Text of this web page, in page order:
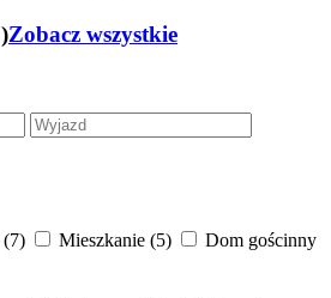
)Zobacz wszystkie
(7) Mieszkanie (5)
Dom gościnny